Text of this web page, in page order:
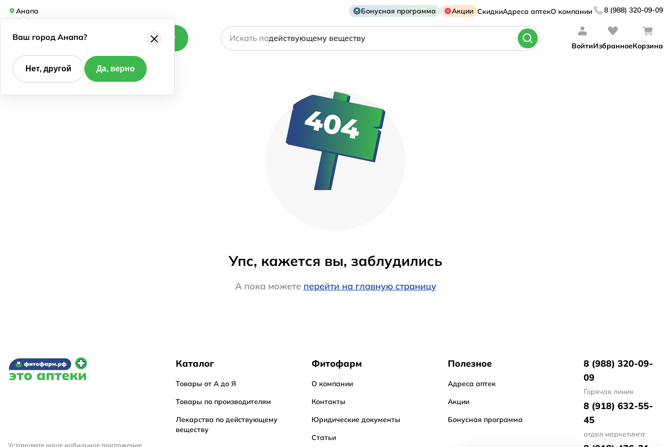
Анапа Бонусная программа Акции СкидкиАдреса аптекО компании 8 (988) 320-09-09
Каталог Искать по
названию препарата
производителю
ВойтиИзбранноеКорзина
Упс, кажется вы, заблудились
А пока можете перейти на главную страницу
Установите наше мобильное приложение
Каталог
Товары от А до Я
Товары по производителям
Лекарства по действующему
веществу
Фитофарм
О компании
Контакты
Юридические документы
Статьи
Полезное
Адреса аптек
Акции
Бонусная программа
8 (988) 320-09-
09
Горячая линия
8 (918) 632-55-
45
отдел маркетинга
Ваш город Анапа?
Нет, другой Да, верно